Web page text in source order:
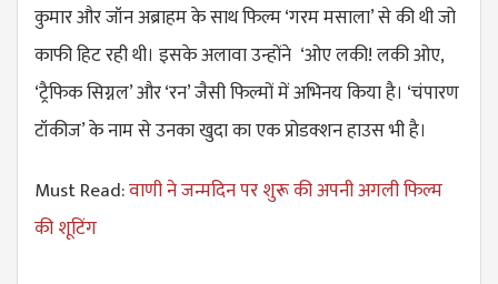
कुमार और जॉन अब्राहम के साथ फिल्म ‘गरम मसाला’ से की थी जो
काफी हिट रही थी। इसके अलावा उन्होंने ‘ओए लकी! लकी ओए,
‘ट्रैफिक सिग्नल’ और ‘रन’ जैसी फिल्मों में अभिनय किया है। ‘चंपारण
टॉकीज’ के नाम से उनका खुदा का एक प्रोडक्शन हाउस भी है।
Must Read:वाणी ने जन्मदिन पर शुरू की अपनी अगली फिल्म
की शूटिंग